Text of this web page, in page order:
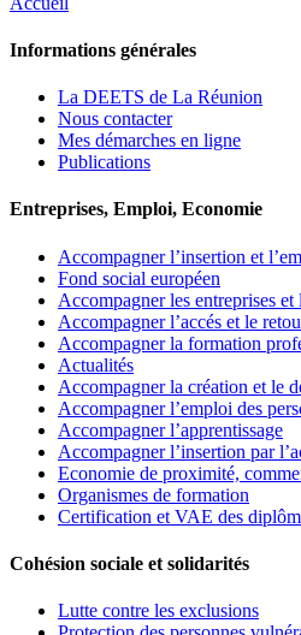
Informations générales
La DEETS de La Réunion
Nous contacter
Mes démarches en ligne
Publications
Entreprises, Emploi, Economie
Accompagner l’insertion et
Fond social européen
Accompagner les entreprises
Accompagner l’accés et le
Accompagner la formation
Actualités
Accompagner la création et le
Accompagner l’emploi des
Accompagner l’apprentissage
Accompagner l’insertion par
Economie de proximité,
Organismes de formation
Certification et VAE des
Cohésion sociale et solidarités
Lutte contre les exclusions